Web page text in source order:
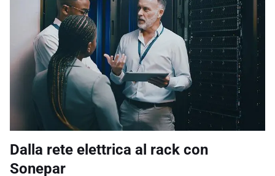
Dalla rete elettrica al rack con
Sonepar